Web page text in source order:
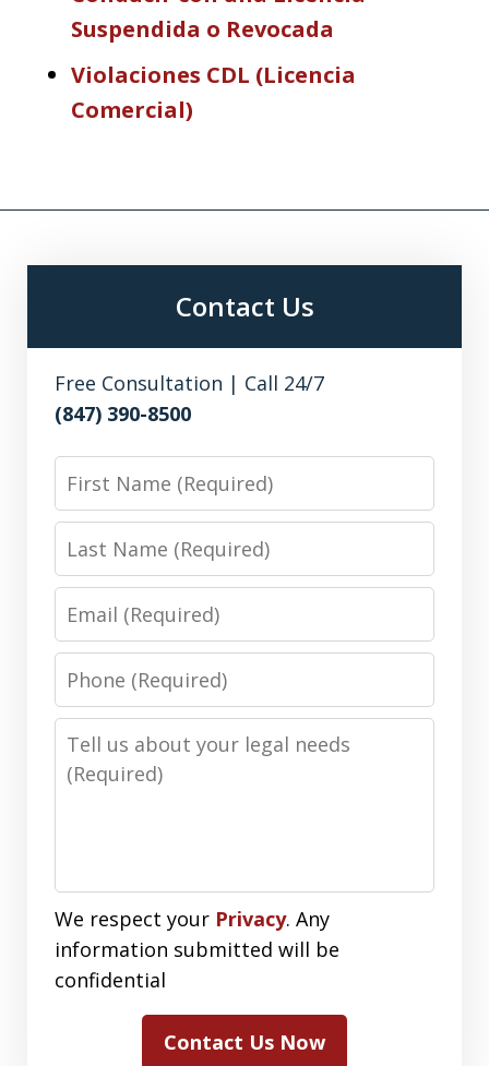
Suspendida o Revocada
Violaciones CDL (Licencia
Comercial)
Contact Us
Free Consultation | Call 24/7
(847) 390-8500
First
Name
Last
Name
Email
Phone
Number
Message
We respect your Privacy. Any
information submitted will be
confidential
Contact Us Now